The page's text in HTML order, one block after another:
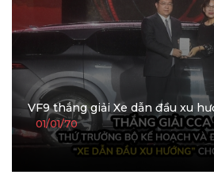
VF9 thắng giải Xe dẫn đầu xu
01/01/70